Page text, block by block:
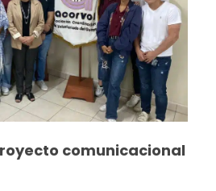
comunicacional